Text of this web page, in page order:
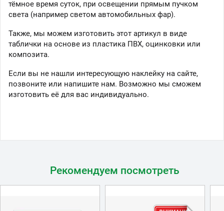
тёмное время суток, при освещении прямым пучком
света (например светом автомобильных фар).
Также, мы можем изготовить этот артикул в виде
таблички на основе из пластика ПВХ, оцинковки или
композита.
Если вы не нашли интересующую наклейку на сайте,
позвоните или напишите нам. Возможно мы сможем
изготовить её для вас индивидуально.
Рекомендуем посмотреть